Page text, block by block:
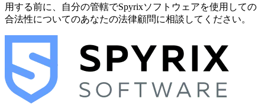
用する前に、自分の管轄でSpyrixソフトウェアを使用しての
合法性についてのあなたの法律顧問に相談してください。